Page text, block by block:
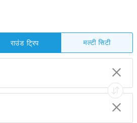
राउंड ट्रिप मल्टी सिटी